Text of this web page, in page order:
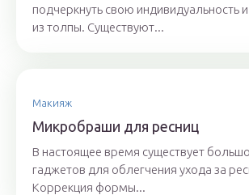
подчеркнуть свою индивидуальность
из толпы. Существуют...
Макияж
Микробраши для ресниц
В настоящее время существует
гаджетов для облегчения ухода за
Коррекция формы...